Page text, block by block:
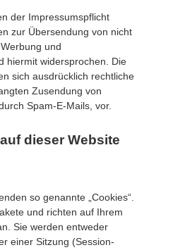
der Impressumspflicht
zur Übersendung von nicht
und
hiermit widersprochen. Die
sich ausdrücklich rechtliche
Zusendung von
Spam-E-Mails, vor.
dieser Website
so genannte „Cookies“.
und richten auf Ihrem
Sie werden entweder
einer Sitzung (Session-